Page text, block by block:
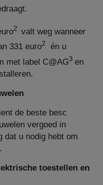
2 valt weg wanneer
331 euro2
én u
met label C@AG3 en
de beste besc​
vergoed in
dat u nodig hebt om
toestellen en